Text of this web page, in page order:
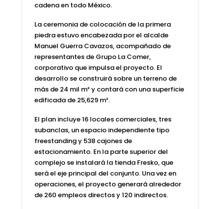
cadena en todo México.
La ceremonia de colocación de la primera
piedraestuvo encabezada por el alcalde
Manuel Guerra Cavazos, acompañado de
representantes de Grupo La Comer,
corporativo que impulsa el proyecto. El
desarrollo se construirá sobre un terreno de
más de 24 mil m² y contará con una superficie
edificada de 25,629 m².
El plan incluye16 locales comerciales, tres
subanclas, un espacio independiente tipo
freestanding y 538 cajones de
estacionamiento. En la parte superior del
complejo se instalará la tienda Fresko, que
será el eje principal del conjunto. Una vez en
operaciones, el proyecto generará alrededor
de 260 empleos directos y 120 indirectos.